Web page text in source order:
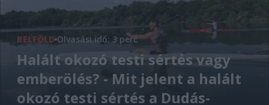
BELFÖLD Olvasási idő: 3 perc
Halált okozó testi sértés vagy
emberölés? - Mit jelent a halált
okozó testi sértés a Dudás-